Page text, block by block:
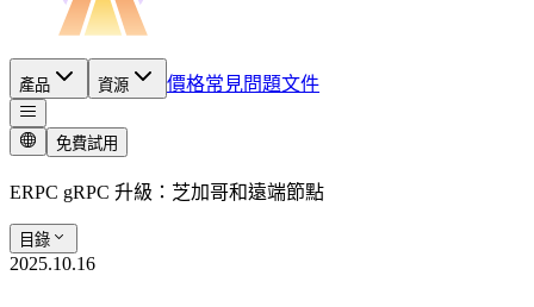
產品 資源 價格常見問題文件
免費試用
ERPC gRPC 升級：芝加哥和遠端節點
目錄
2025.10.16